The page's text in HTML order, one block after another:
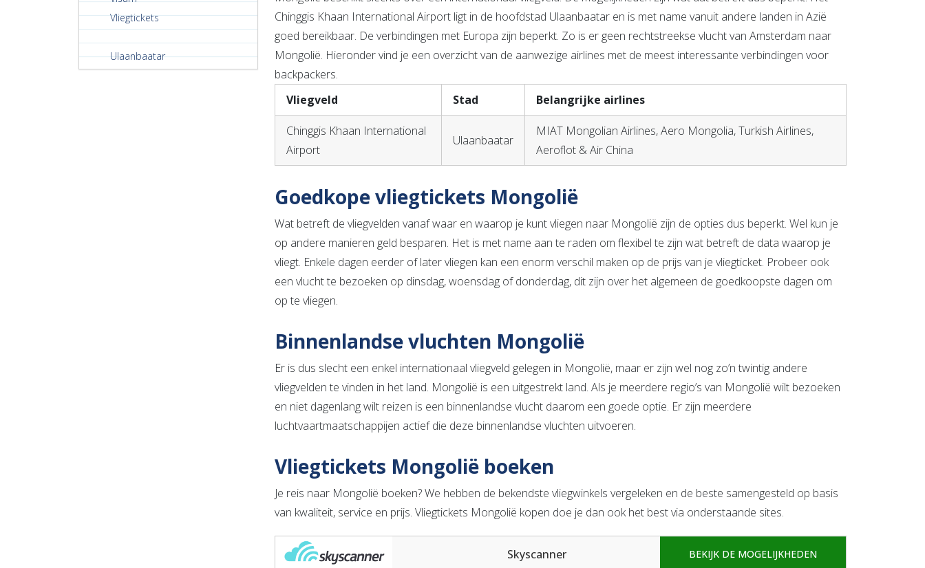
Vliegtickets
Ulaanbaatar
Chinggis Khaan International Airport ligt in de hoofdstad Ulaanbaatar en is met name vanuit andere landen in Azië
goed bereikbaar. De verbindingen met Europa zijn beperkt. Zo is er geen rechtstreekse vlucht van Amsterdam naar
Mongolië. Hieronder vind je een overzicht van de aanwezige airlines met de meest interessante verbindingen voor
backpackers.
Vliegveld
Stad Belangrijke airlines
Chinggis Khaan International
Airport
Ulaanbaatar
MIAT Mongolian Airlines, Aero Mongolia, Turkish Airlines,
Aeroflot & Air China
Goedkope vliegtickets Mongolië
Wat betreft de vliegvelden vanaf waar en waarop je kunt vliegen naar Mongolië zijn de opties dus beperkt. Wel kun je
op andere manieren geld besparen. Het is met name aan te raden om flexibel te zijn wat betreft de data waarop je
vliegt. Enkele dagen eerder of later vliegen kan een enorm verschil maken op de prijs van je vliegticket. Probeer ook
een vlucht te bezoeken op dinsdag, woensdag of donderdag, dit zijn over het algemeen de goedkoopste dagen om
op te vliegen.
Binnenlandse vluchten Mongolië
Er is dus slecht een enkel internationaal vliegveld gelegen in Mongolië, maar er zijn wel nog zo’n twintig andere
vliegvelden te vinden in het land. Mongolië is een uitgestrekt land. Als je meerdere regio’s van Mongolië wilt bezoeken
en niet dagenlang wilt reizen is een binnenlandse vlucht daarom een goede optie. Er zijn meerdere
luchtvaartmaatschappijen actief die deze binnenlandse vluchten uitvoeren.
Vliegtickets Mongolië boeken
Je reis naar Mongolië boeken? We hebben de bekendste vliegwinkels vergeleken en de beste samengesteld op basis
van kwaliteit, service en prijs. Vliegtickets Mongolië kopen doe je dan ook het best via onderstaande sites.
Skyscanner BEKIJK DE MOGELIJKHEDEN